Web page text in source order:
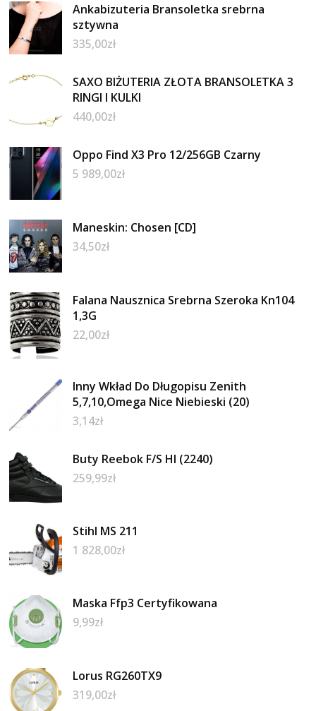
Ankabizuteria Bransoletka srebrna
sztywna
335,00zł
SAXO BIŻUTERIA ZŁOTA BRANSOLETKA 3
RINGI I KULKI
440,00zł
Oppo Find X3 Pro 12/256GB Czarny
5 989,00zł
Maneskin: Chosen [CD]
34,50zł
Falana Nausznica Srebrna Szeroka Kn104
1,3G
22,00zł
Inny Wkład Do Długopisu Zenith
5,7,10,Omega Nice Niebieski (20)
3,14zł
Buty Reebok F/S HI (2240)
259,99zł
Stihl MS 211
1 828,00zł
Maska Ffp3 Certyfikowana
9,99zł
Lorus RG260TX9
319,00zł